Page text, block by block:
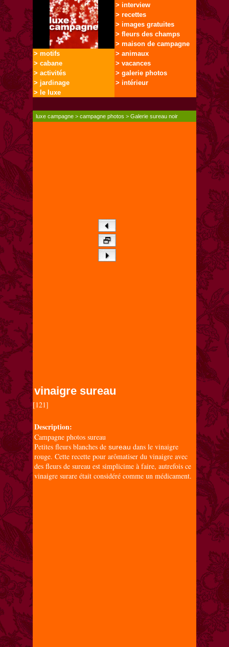
> interview
> recettes
> images gratuites
> fleurs des champs
> maison de campagne
> motifs
> cabane
> activités
> jardinage
> le luxe
> animaux
> vacances
> galerie photos
> intérieur
luxe campagne >campagne photos >Galerie sureau noir
vinaigre sureau
[121]
Description:
Campagne photos sureau
Petites fleurs blanches desureau dans le vinaigre
rouge. Cette recette pour arômatiser du vinaigre avec
des fleurs de sureau est simplicime à faire, autrefois ce
vinaigre surare était considéré comme un médicament.